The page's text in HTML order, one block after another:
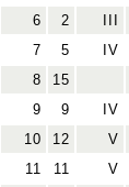
6
2
7
5 IV
8
15
9
9 IV
10
12 V
11
11 V